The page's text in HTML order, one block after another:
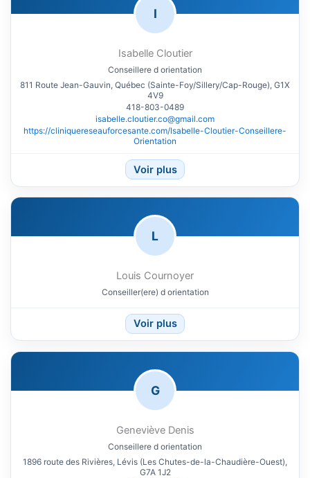
I
Isabelle Cloutier
Conseillere d orientation
811 Route Jean-Gauvin, Québec (Sainte-Foy/Sillery/Cap-Rouge), G1X
4V9
418-803-0489
isabelle.cloutier.co@gmail.com
https://cliniquereseauforcesante.com/Isabelle-Cloutier-Conseillere-
Orientation
Voir plus
L
Louis Cournoyer
Conseiller(ere) d orientation
Voir plus
G
Geneviève Denis
Conseillere d orientation
1896 route des Rivières, Lévis (Les Chutes-de-la-Chaudière-Ouest),
G7A 1J2